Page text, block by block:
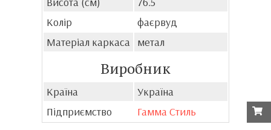
Колір
фаєрвуд
Матеріал каркаса метал
Виробник
Країна
Україна
Підприємство
Гамма Стиль